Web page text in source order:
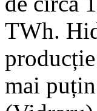
TWh.
mai